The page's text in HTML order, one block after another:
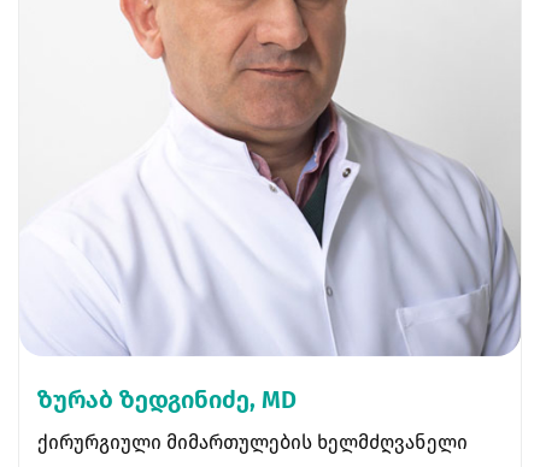
ზურაბ ზედგინიძე, MD
ქირურგიული მიმართულების ხელმძღვანელი